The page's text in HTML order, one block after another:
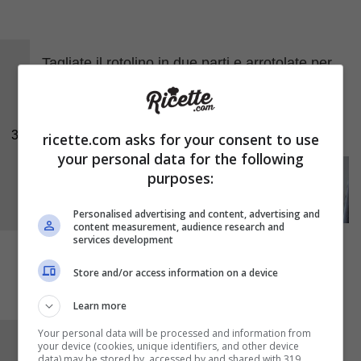
3
Tagliate il rotolino in due parti e arrotolate per
formare delle chiocciole. Fate riposare per 10
minuti in frigo dopodiché tiratele fuori e
cospargetele di farina.
Schiacciate con le mani l’impasto fino ad
ricette.com asks for your consent to use
your personal data for the following
purposes:
Personalised advertising and content, advertising and
content measurement, audience research and
services development
Store and/or access information on a device
Learn more
Your personal data will be processed and information from
your device (cookies, unique identifiers, and other device